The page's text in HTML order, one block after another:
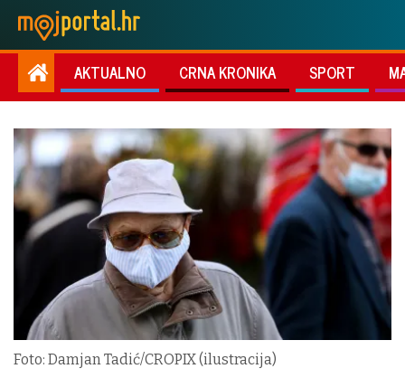
AKTUALNO CRNA KRONIKA SPORT
Foto: Damjan Tadić/CROPIX (ilustracija)